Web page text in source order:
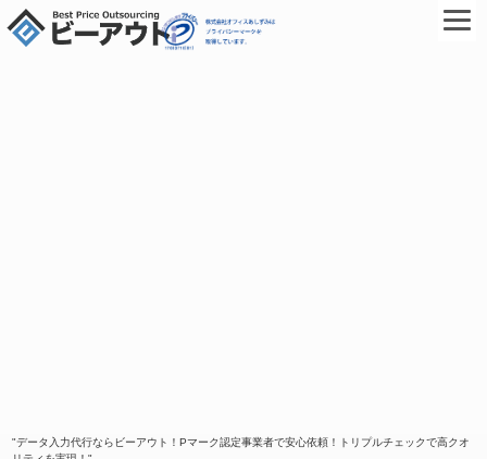
"データ入力代行ならビーアウト！Pマーク認定事業者で安心依頼！トリプルチェックで高クオ